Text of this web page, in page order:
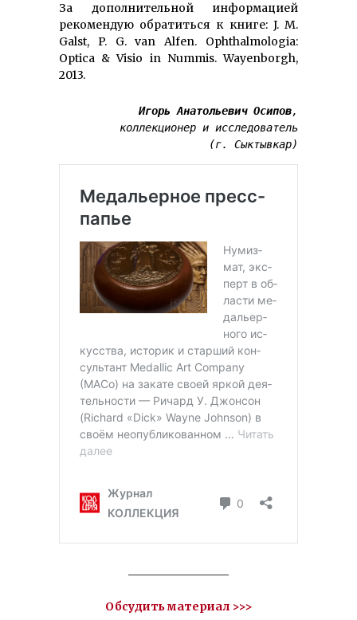
За дополнительной информацией
рекомендую обратиться к книге: J. M.
Galst, P. G. van Alfen. Ophthalmologia:
Optica & Visio in Nummis. Wayenborgh,
2013.
Игорь Анатольевич Осипов,
коллекционер и исследователь
(г. Сыктывкар)
Обсудить материал >>>